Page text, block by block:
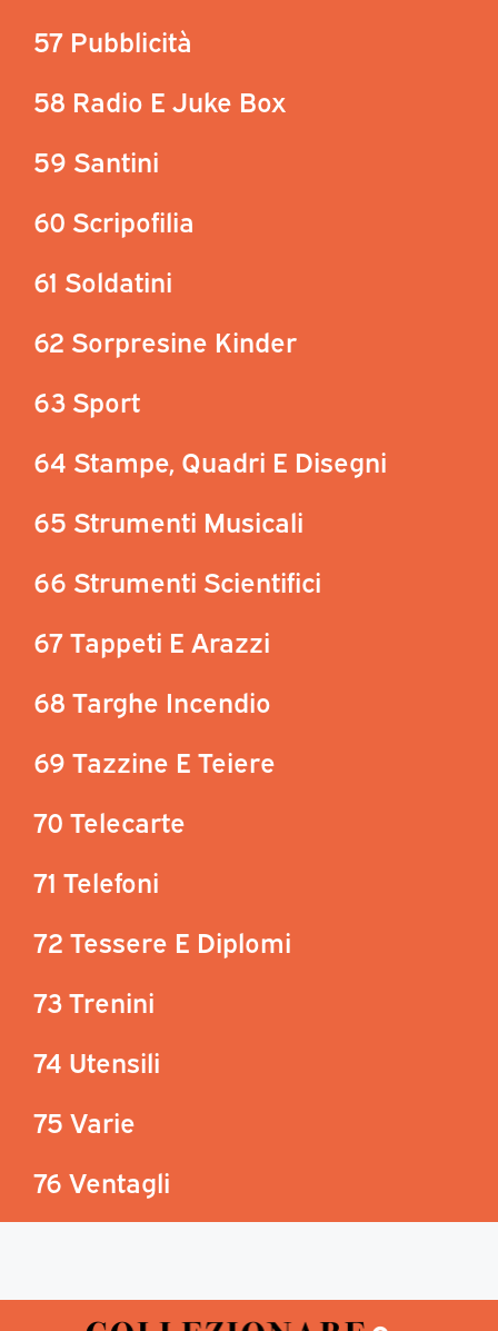
57 Pubblicità
58 Radio E Juke Box
59 Santini
60 Scripofilia
61 Soldatini
62 Sorpresine Kinder
63 Sport
64 Stampe, Quadri E Disegni
65 Strumenti Musicali
66 Strumenti Scientifici
67 Tappeti E Arazzi
68 Targhe Incendio
69 Tazzine E Teiere
70 Telecarte
71 Telefoni
72 Tessere E Diplomi
73 Trenini
74 Utensili
75 Varie
76 Ventagli